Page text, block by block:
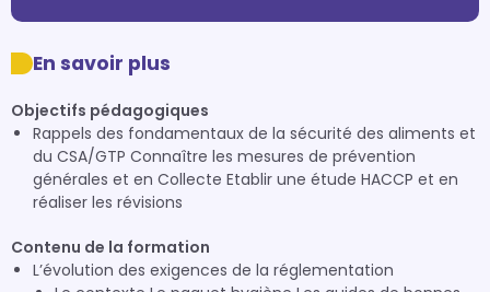
En savoir plus
Objectifs pédagogiques
Rappels des fondamentaux de la sécurité des aliments et
du CSA/GTP Connaître les mesures de prévention
générales et en Collecte Etablir une étude HACCP et en
réaliser les révisions
Contenu de la formation
L’évolution des exigences de la réglementation